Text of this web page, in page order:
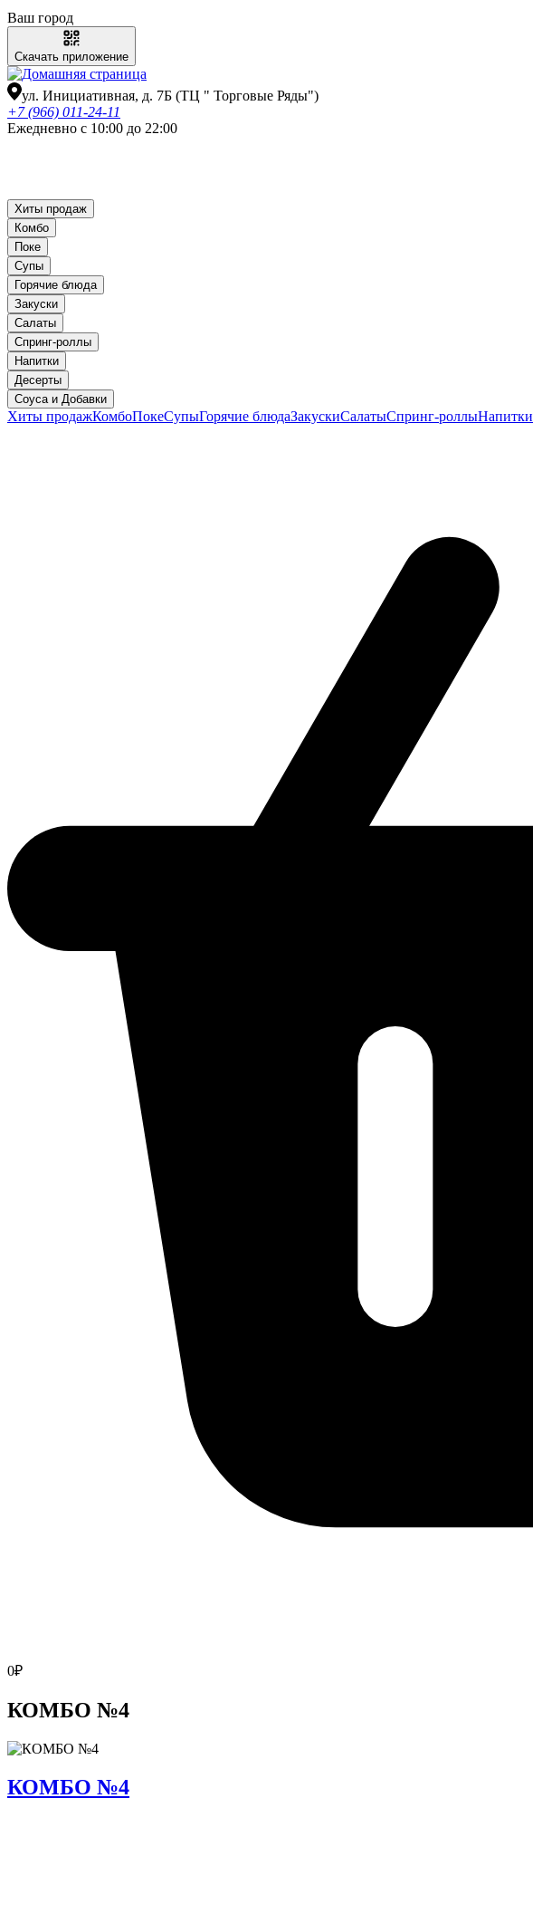
Ваш город
Скачать приложение
ул. Инициативная, д. 7Б (ТЦ " Торговые Ряды")
+7 (966) 011-24-11
Ежедневно с 10:00 до 22:00
Хиты продаж
Комбо
Поке
Супы
Горячие блюда
Закуски
Салаты
Спринг-роллы
Напитки
Десерты
Соуса и Добавки
Хиты продажКомбоПокеСупыГорячие блюдаЗакускиСалатыСпринг-роллыНапитки
0₽
КОМБО №4
КОМБО №4